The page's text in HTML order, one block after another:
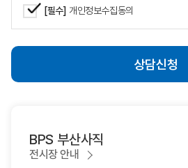
[필수] 개인정보수집동의
상담신청
BPS 부산사직
전시장 안내